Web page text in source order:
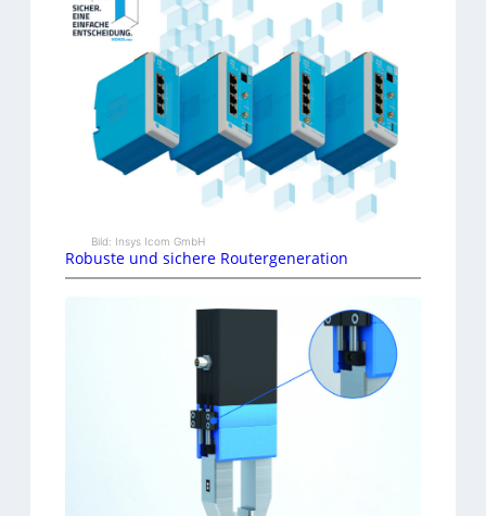
Bild: Insys Icom GmbH
Robuste und sichere Routergeneration